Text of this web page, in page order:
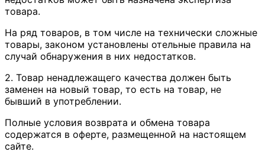
товара.
На ряд товаров, в том числе на технически сложные
товары, законом установлены отельные правила на
случай обнаружения в них недостатков.
2. Товар ненадлежащего качества должен быть
заменен на новый товар, то есть на товар, не
бывший в употреблении.
Полные условия возврата и обмена товара
содержатся в оферте, размещенной на настоящем
сайте.